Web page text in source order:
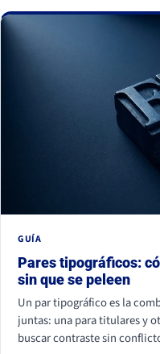
La buena noticia: todos se
presupuesto.
GUÍA
Pares tipográficos:
sin que se peleen
Un par tipográfico es la
juntas: una para titulares y
buscar contraste sin